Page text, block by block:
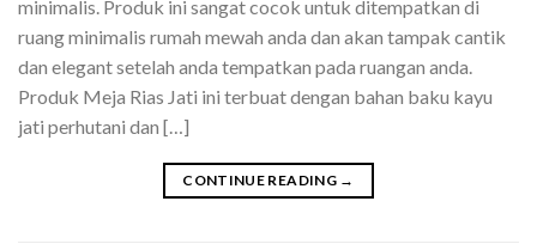
minimalis. Produk ini sangat cocok untuk ditempatkan di
ruang minimalis rumah mewah anda dan akan tampak cantik
dan elegant setelah anda tempatkan pada ruangan anda.
Produk Meja Rias Jati ini terbuat dengan bahan baku kayu
jati perhutani dan […]
CONTINUE READING →